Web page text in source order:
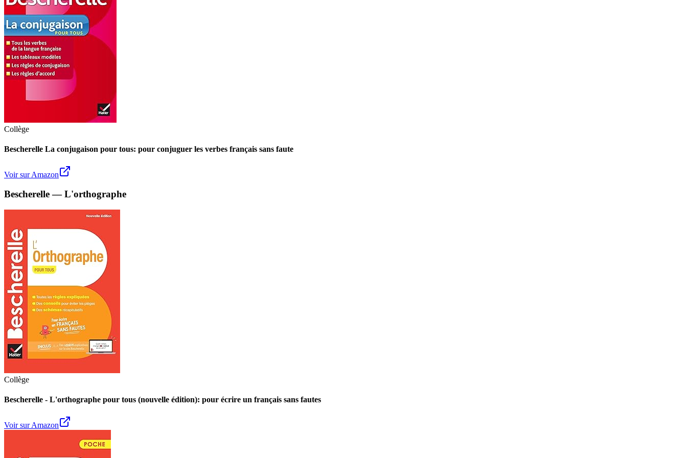
Collège
Bescherelle La conjugaison pour tous: pour conjuguer les verbes français sans faute
Voir sur Amazon
Bescherelle — L'orthographe
Collège
Bescherelle - L'orthographe pour tous (nouvelle édition): pour écrire un français sans fautes
Voir sur Amazon